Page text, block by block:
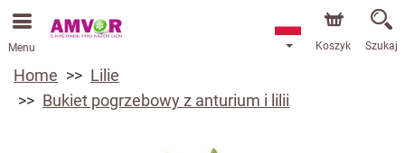
Menu Koszyk Szukaj
Home
Lilie
Bukiet pogrzebowy z anturium i lilii